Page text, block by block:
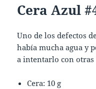
Cera Azul
Uno de los defectos
había mucha agua y
a intentarlo con
Cera: 10 g